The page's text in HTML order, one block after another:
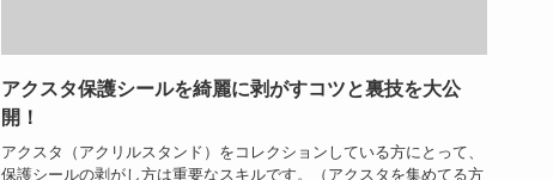
アクスタ保護シールを綺麗に剥がすコツと裏技を大公
開！
アクスタ（アクリルスタンド）をコレクションしている方にとって、
保護シールの剥がし方は重要なスキルです。（アクスタを集めてる方